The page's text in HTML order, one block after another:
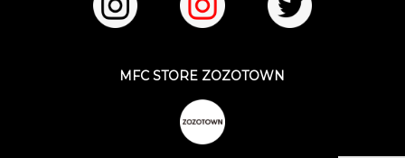
MFC STORE ZOZOTOWN